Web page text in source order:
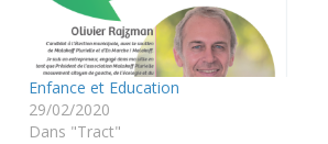
Enfance et Education
29/02/2020
Dans "Tract"